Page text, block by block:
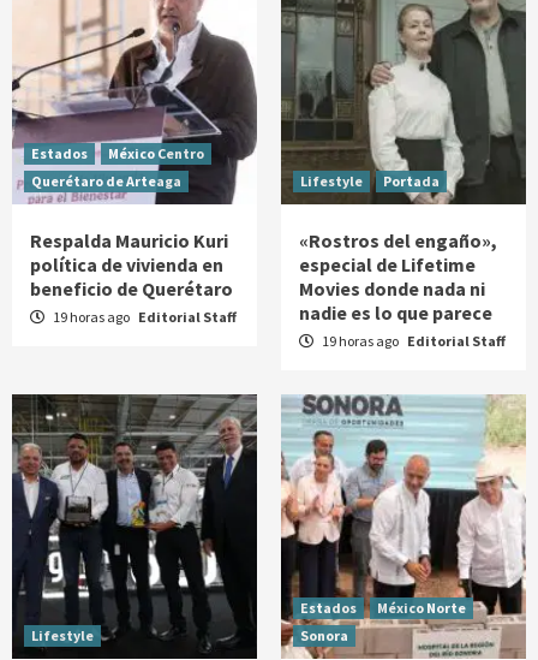
Estados
México Centro
Querétaro de Arteaga
Respalda Mauricio Kuri
política de vivienda en
beneficio de Querétaro
19 horas ago Editorial Staff
Lifestyle Portada
«Rostros del engaño»,
especial de Lifetime
Movies donde nada ni
nadie es lo que parece
19 horas ago Editorial Staff
Lifestyle
Estados
México Norte
Sonora